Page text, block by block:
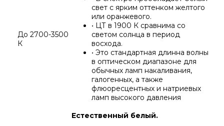
До 2700-3500
К
свет с ярким оттенком желтого
или оранжевого.
• ЦТ в 1900 К сравнима со
светом солнца в период
восхода.
• Это стандартная длинна волны
в оптическом диапазоне для
обычных ламп накаливания,
галогенных, а также
флюоресцентных и натриевых
ламп высокого давления
Естественный белый.